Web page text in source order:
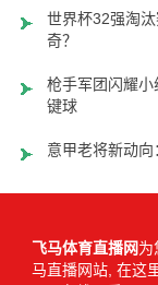
世界杯32强淘
奇？
枪手军团闪耀
键球
意甲老将新动
飞马体育直播网为
马直播网站, 在这